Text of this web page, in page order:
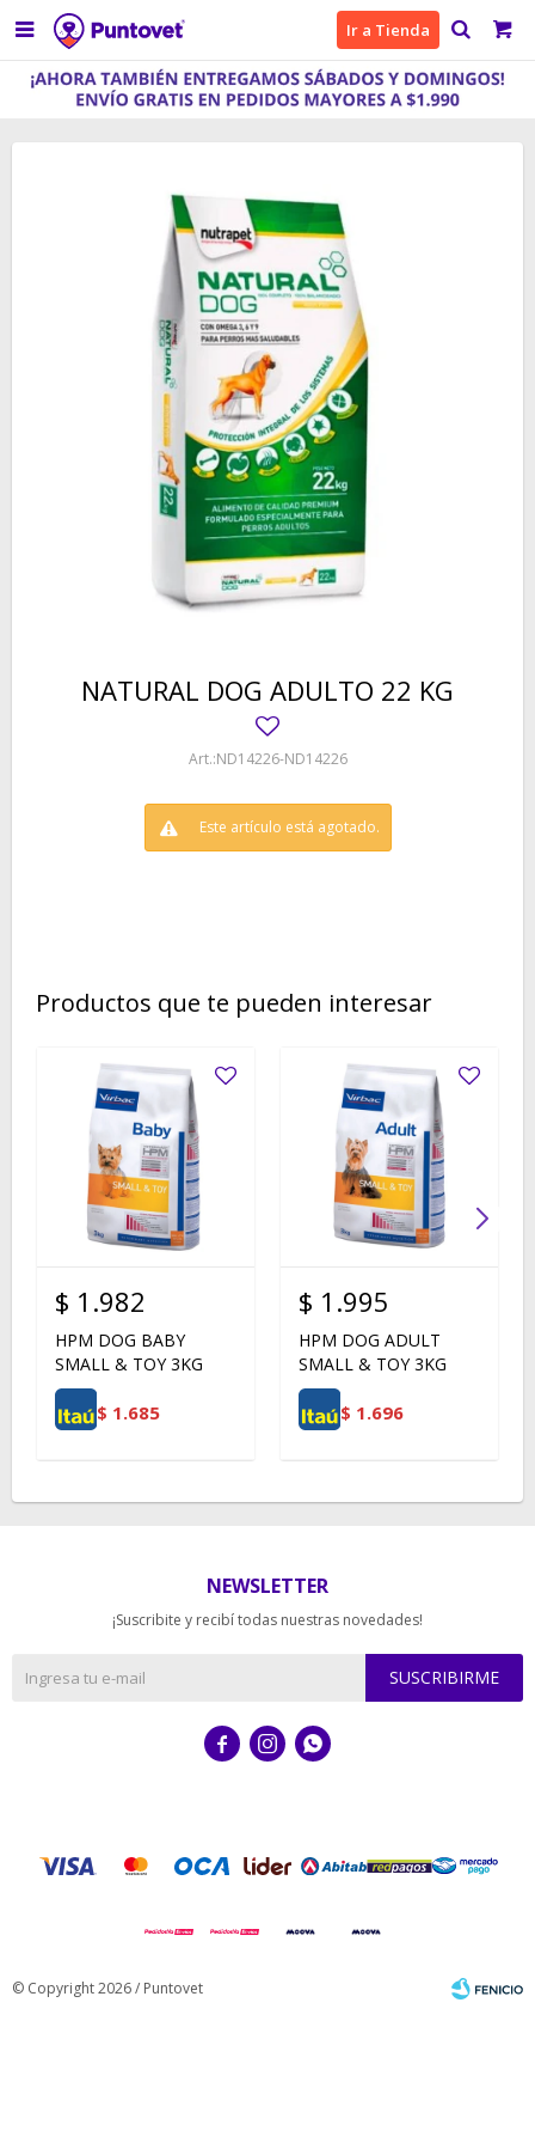
 Ir a Tienda
NATURAL DOG ADULTO 22 KG
ND14226-ND14226
Este artículo está agotado.
Productos que te pueden interesar
$ 1.982
HPM DOG BABY
SMALL & TOY 3KG
$ 1.685
$ 1.995
HPM DOG ADULT
SMALL & TOY 3KG
$ 1.696
NEWSLETTER
¡Suscribite y recibí todas nuestras novedades!
SUSCRIBIRME
  
© Copyright 2026 / Puntovet